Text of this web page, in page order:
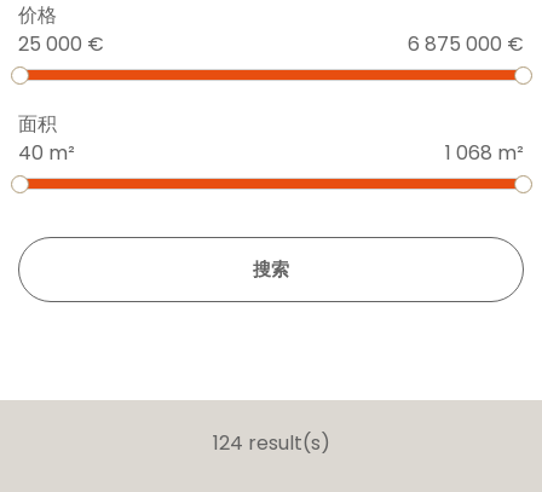
价格
25 000 €
6 875 000 €
面积
40 m²
1 068 m²
搜索
124 result(s)